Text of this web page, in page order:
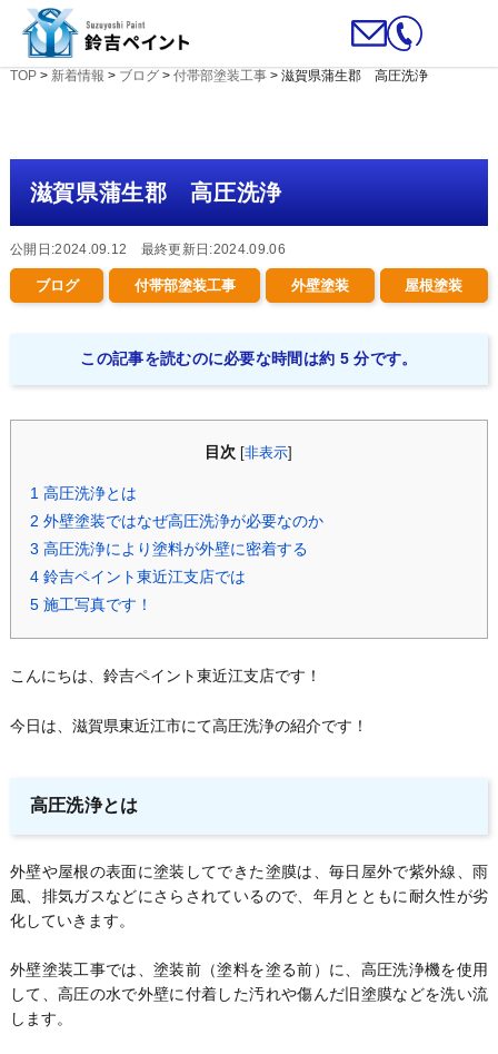
TOP> 新着情報 > ブログ> 付帯部塗装工事> 滋賀県蒲生郡 高圧洗浄
滋賀県蒲生郡 高圧洗浄
公開日:2024.09.12 最終更新日:2024.09.06
ブログ 付帯部塗装工事 外壁塗装 屋根塗装
この記事を読むのに必要な時間は約 5 分です。
目次 [非表示
1 高圧洗浄とは
2 外壁塗装ではなぜ高圧洗浄が必要なのか
3 高圧洗浄により塗料が外壁に密着する
4鈴吉ペイント東近江支店では
5施工写真です！
こんにちは、鈴吉ペイント東近江支店です！
今日は、滋賀県東近江市にて高圧洗浄の紹介です！
高圧洗浄とは
外壁や屋根の表面に塗装してできた塗膜は、毎日屋外で紫外線、雨
風、排気ガスなどにさらされているので、年月とともに耐久性が劣
化していきます。
外壁塗装工事では、塗装前（塗料を塗る前）に、高圧洗浄機を使用
して、高圧の水で外壁に付着した汚れや傷んだ旧塗膜などを洗い流
します。